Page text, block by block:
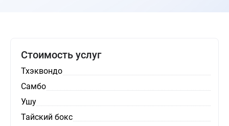
Стоимость услуг
Тхэквондо
Самбо
Ушу
Тайский бокс